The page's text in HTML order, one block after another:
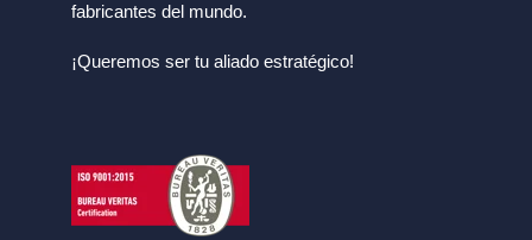
fabricantes del mundo.
¡Queremos ser tu aliado estratégico!